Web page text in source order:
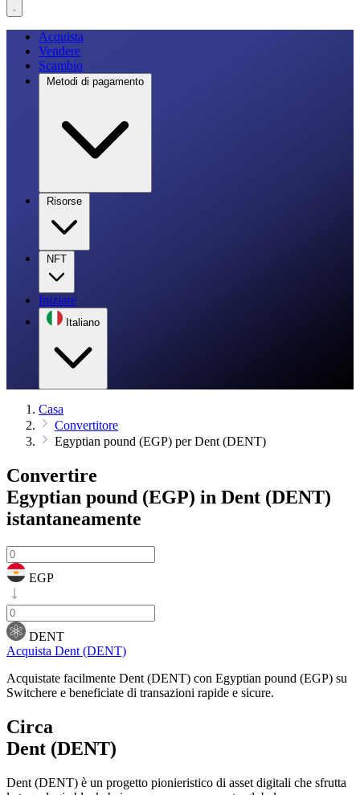
Acquista
Vendere
Scambio
Metodi di pagamento
Risorse
NFT
Iniziare
Italiano
Casa
Convertitore
Egyptian pound (EGP) per Dent (DENT)
Convertire
Egyptian pound (EGP) in Dent (DENT)
istantaneamente
EGP
DENT
Acquista Dent (DENT)
Acquistate facilmente Dent (DENT) con Egyptian pound (EGP) su
Switchere e beneficiate di transazioni rapide e sicure.
Circa
Dent (DENT)
Dent (DENT) è un progetto pionieristico di asset digitali che sfrutta